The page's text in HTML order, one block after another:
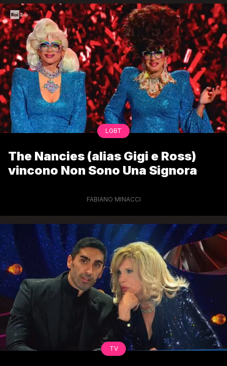
LGBT
The Nancies (alias Gigi e Ross)
vincono Non Sono Una Signora
FABIANO MINACCI
TV